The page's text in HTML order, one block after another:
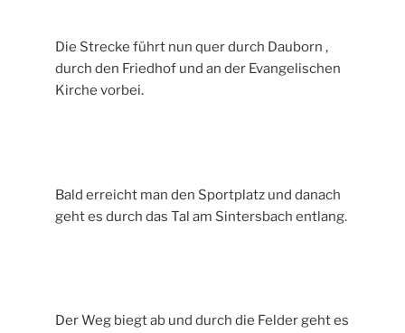
Die Strecke führt nun quer durch Dauborn ,
durch den Friedhof und an der Evangelischen
Kirche vorbei.
Bald erreicht man den Sportplatz und danach
geht es durch das Tal am Sintersbach entlang.
Der Weg biegt ab und durch die Felder geht es